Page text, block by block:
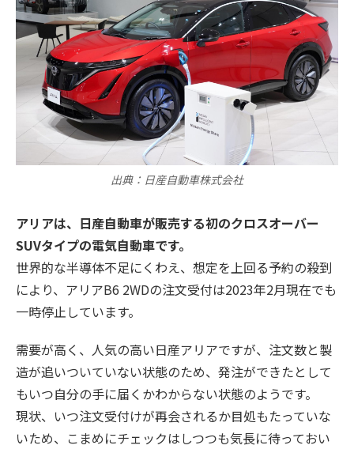
出典：日産自動車株式会社
アリアは、日産自動車が販売する初のクロスオーバー
SUVタイプの電気自動車です。
世界的な半導体不足にくわえ、想定を上回る予約の殺到
により、アリアB6 2WDの注文受付は2023年2月現在でも
一時停止しています。
需要が高く、人気の高い日産アリアですが、注文数と製
造が追いついていない状態のため、発注ができたとして
もいつ自分の手に届くかわからない状態のようです。
現状、いつ注文受付けが再会されるか目処もたっていな
いため、こまめにチェックはしつつも気長に待っておい